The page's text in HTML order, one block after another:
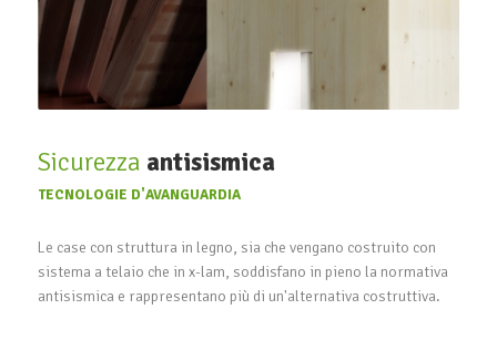
Sicurezza antisismica
TECNOLOGIE D'AVANGUARDIA
Le case con struttura in legno, sia che vengano costruito con
sistema a telaio che in x-lam, soddisfano in pieno la normativa
antisismica e rappresentano più di un'alternativa costruttiva.